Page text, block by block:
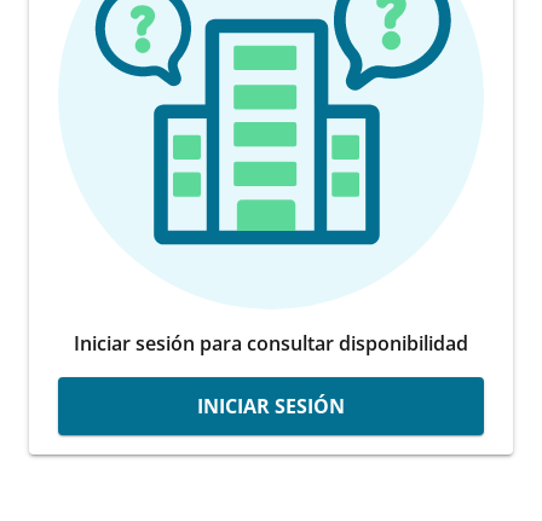
Iniciar sesión para consultar disponibilidad
INICIAR SESIÓN